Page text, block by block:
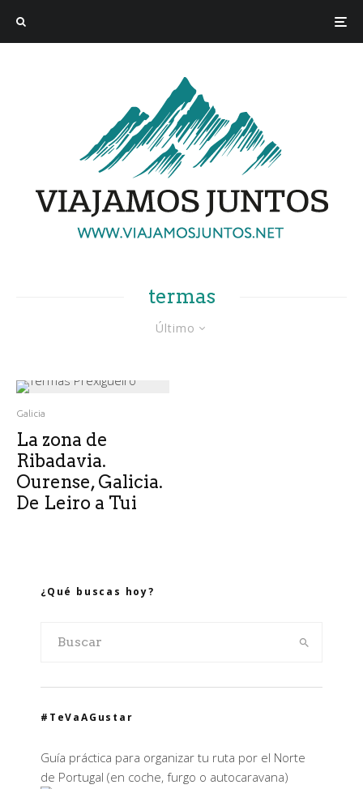
termas
Último
Galicia
La zona de
Ribadavia.
Ourense, Galicia.
De Leiro a Tui
¿Qué buscas hoy?
#TeVaAGustar
Guía práctica para organizar tu ruta por el Norte
de Portugal (en coche, furgo o autocaravana)